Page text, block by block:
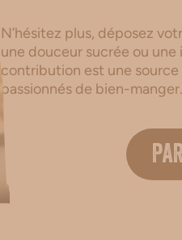
N’hésitez plus, déposez
une douceur sucrée ou
contribution est une
passionnés de bien-manger.